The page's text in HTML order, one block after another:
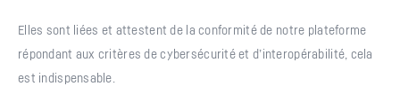
Elles sont liées et attestent de la conformité de notre plateforme
répondant aux critères de cybersécurité et d’interopérabilité, cela
est indispensable.